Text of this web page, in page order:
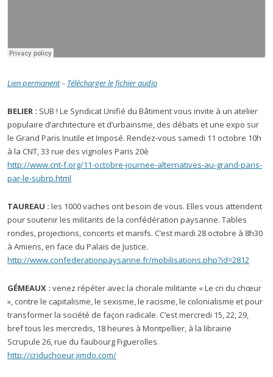
Lien permanent– Télécharger le fichier audio
BELIER : SUB ! Le Syndicat Unifié du Bâtiment vous invite à un atelier
populaire d’architecture et d’urbainsme, des débats et une expo sur
le Grand Paris Inutile et Imposé. Rendez-vous samedi 11 octobre 10h
à la CNT, 33 rue des vignoles Paris 20è
http://www.cnt-f.org/11-octobre-journee-alternatives-au-grand-paris-
par-le-subrp.html
TAUREAU : les 1000 vaches ont besoin de vous. Elles vous attendent
pour soutenir les militants de la confédération paysanne. Tables
rondes, projections, concerts et manifs. C’est mardi 28 octobre à 8h30
à Amiens, en face du Palais de Justice.
http://www.confederationpaysanne.fr/mobilisations.php?id=2812
GÉMEAUX : venez répéter avec la chorale militante « Le cri du chœur
», contre le capitalisme, le sexisme, le racisme, le colonialisme et pour
transformer la société de façon radicale. C’est mercredi 15, 22, 29,
bref tous les mercredis, 18 heures à Montpellier, à la librairie
Scrupule 26, rue du faubourg Figuerolles.
http://criduchoeur.jimdo.com/